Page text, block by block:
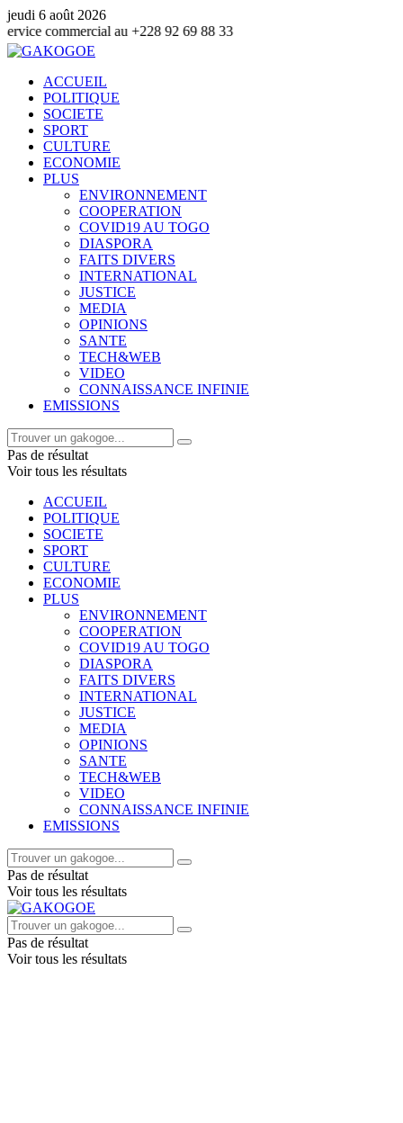
jeudi 6 août 2026
au +228 92 69 88 33
ACCUEIL
POLITIQUE
SOCIETE
SPORT
CULTURE
ECONOMIE
PLUS
ENVIRONNEMENT
COOPERATION
COVID19 AU TOGO
DIASPORA
FAITS DIVERS
INTERNATIONAL
JUSTICE
MEDIA
OPINIONS
SANTE
TECH&WEB
VIDEO
CONNAISSANCE INFINIE
EMISSIONS
Pas de résultat
Voir tous les résultats
ACCUEIL
POLITIQUE
SOCIETE
SPORT
CULTURE
ECONOMIE
PLUS
ENVIRONNEMENT
COOPERATION
COVID19 AU TOGO
DIASPORA
FAITS DIVERS
INTERNATIONAL
JUSTICE
MEDIA
OPINIONS
SANTE
TECH&WEB
VIDEO
CONNAISSANCE INFINIE
EMISSIONS
Pas de résultat
Voir tous les résultats
Pas de résultat
Voir tous les résultats